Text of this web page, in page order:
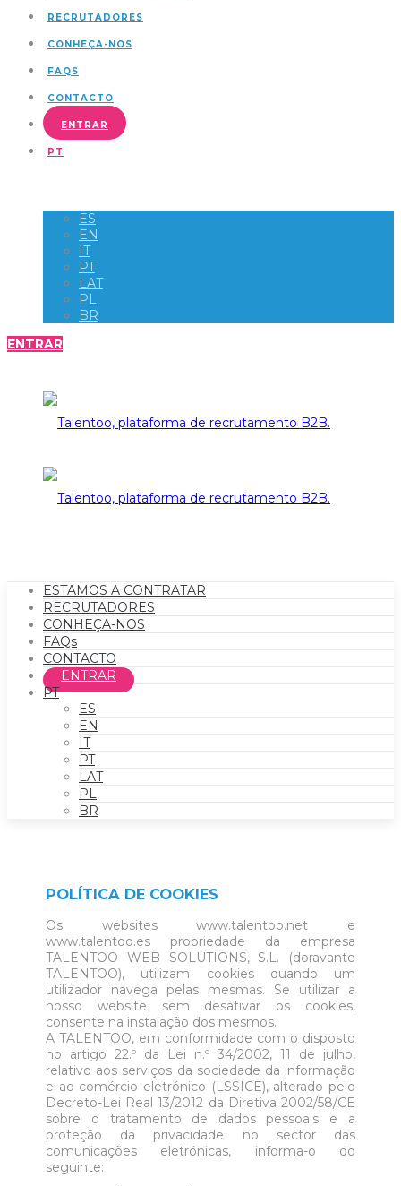
de
recrutamento
B2B.
RECRUTADORES
CONHEÇA-NOS
FAQS
CONTACTO
ENTRAR
PT
ES
EN
IT
PT
LAT
PL
BR
ENTRAR
ESTAMOS A CONTRATAR
RECRUTADORES
CONHEÇA-NOS
FAQs
CONTACTO
ENTRAR
PT
ES
EN
IT
PT
LAT
PL
BR
POLÍTICA DE COOKIES
Os websites www.talentoo.net e
www.talentoo.es propriedade da empresa
TALENTOO WEB SOLUTIONS, S.L. (doravante
TALENTOO), utilizam cookies quando um
utilizador navega pelas mesmas. Se utilizar a
nosso website sem desativar os cookies,
consente na instalação dos mesmos.
A TALENTOO, em conformidade com o disposto
no artigo 22.º da Lei n.º 34/2002, 11 de julho,
relativo aos serviços da sociedade da informação
e ao comércio eletrónico (LSSICE), alterado pelo
Decreto-Lei Real 13/2012 da Diretiva 2002/58/CE
sobre o tratamento de dados pessoais e a
proteção da privacidade no sector das
comunicações eletrónicas, informa-o do
seguinte: